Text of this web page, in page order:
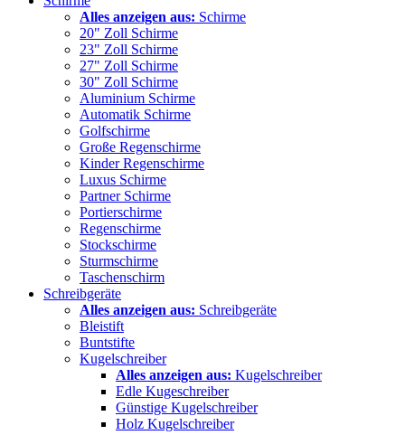
Alles anzeigen aus: Schirme
20" Zoll Schirme
23" Zoll Schirme
27" Zoll Schirme
30" Zoll Schirme
Aluminium Schirme
Automatik Schirme
Golfschirme
Große Regenschirme
Kinder Regenschirme
Luxus Schirme
Partner Schirme
Portierschirme
Regenschirme
Stockschirme
Sturmschirme
Taschenschirm
Schreibgeräte
Alles anzeigen aus: Schreibgeräte
Bleistift
Buntstifte
Kugelschreiber
Alles anzeigen aus: Kugelschreiber
Edle Kugeschreiber
Günstige Kugelschreiber
Holz Kugelschreiber